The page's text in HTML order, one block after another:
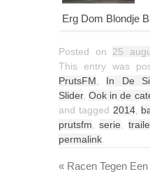
Erg Dom Blondje
Posted on 25
This entry was
PrutsFM
In De
Slider,Ook in de
and tagged 2014,
prutsfm ,serie
permalink
« Racen Tegen